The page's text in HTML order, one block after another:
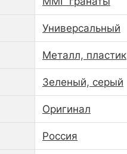
Универсальный
Металл, пластик
Зеленый, серый
Оригинал
Россия